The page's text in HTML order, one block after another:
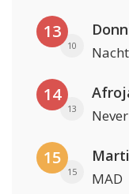
13
10
14
13
15
15 MAD